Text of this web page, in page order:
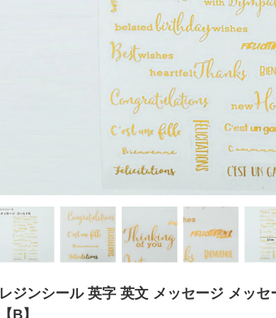
レジンシール 英字 英文 メッセージ メッ
【B】